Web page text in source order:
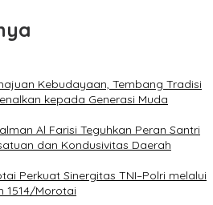
Kebudayaan, Tembang Tradisi
kepada Generasi Muda
Al Farisi Teguhkan Peran Santri
dan Kondusivitas Daerah
Perkuat Sinergitas TNI–Polri melalui
1514/Morotai